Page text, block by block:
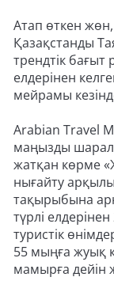
Атап өткен
Қазақстанды
трендтік бағыт
елдерінен
мейрамы
Arabian Travel
маңызды
жатқан көрме
нығайту
тақырыбына
түрлі
туристік
55 мыңға жуық
мамырға дейін